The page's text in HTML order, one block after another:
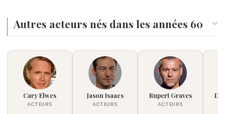
Autres acteurs nés dans les années 60
Cary Elwes
ACTEURS
Jason Isaacs
ACTEURS
Rupert Graves
ACTEURS